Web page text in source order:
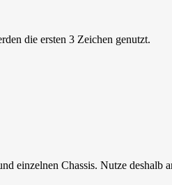
die ersten 3 Zeichen genutzt.
einzelnen Chassis. Nutze deshalb